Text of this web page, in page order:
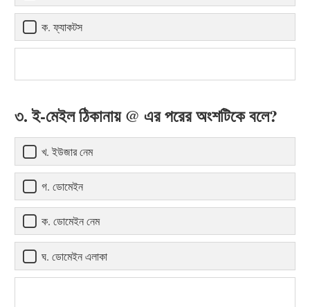
ক. ফ্যাকটস
৩. ই-মেইল ঠিকানায় @ এর পরের অংশটিকে বলে?
খ. ইউজার নেম
গ. ডোমেইন
ক. ডোমেইন নেম
ঘ. ডোমেইন এলাকা